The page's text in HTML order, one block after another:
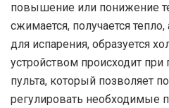
повышение или понижение
сжимается, получается
для испарения, образуется
устройством происходит
пульта, который позволяет
регулировать необходимые